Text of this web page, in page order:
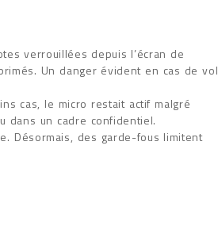
verrouillées depuis l’écran de
Un danger évident en cas de vol
cas, le micro restait actif malgré
dans un cadre confidentiel.
Désormais, des garde-fous limitent